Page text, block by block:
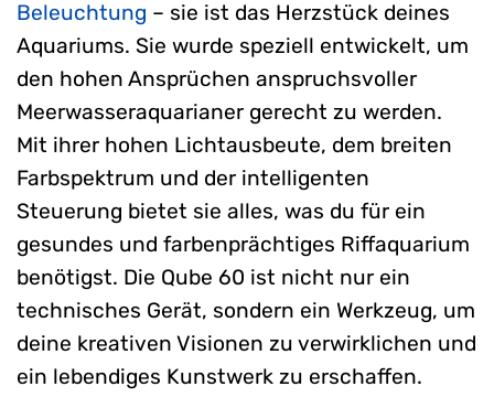
Beleuchtung – sie ist das Herzstück deines
Aquariums. Sie wurde speziell entwickelt, um
den hohen Ansprüchen anspruchsvoller
Meerwasseraquarianer gerecht zu werden.
Mit ihrer hohen Lichtausbeute, dem breiten
Farbspektrum und der intelligenten
Steuerung bietet sie alles, was du für ein
gesundes und farbenprächtiges Riffaquarium
benötigst. Die Qube 60 ist nicht nur ein
technisches Gerät, sondern ein Werkzeug, um
deine kreativen Visionen zu verwirklichen und
ein lebendiges Kunstwerk zu erschaffen.